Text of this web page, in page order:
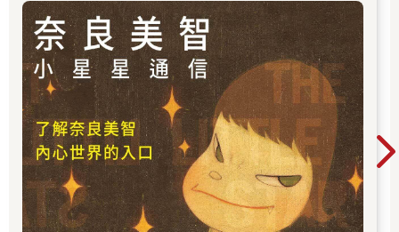
「因為善祥出生了。」
這孩子，似乎是天才……
善祥從嬰兒時期就很難帶。才過幾個月，周美淑就決定當個
全職媽媽，專心照顧他。她對照顧小孩所知不多，以往也缺乏興
趣。於是她閱讀了幾本育兒書，但大部分的時間仍照以前的習
慣，看《華爾街日報》和《經濟學人》。她住在洛杉磯南方橙郡
的安娜翰（Anaheim），房子周圍的環境非常安靜，所以她閱讀
時總是唸出聲來。她就像對待大人般跟孩子說話，因為她實在不
知道要怎麼跟這個三個月大的嬰兒溝通，而且針對剛剛唸給兒子
聽的內容，她還會說出自己的感想。